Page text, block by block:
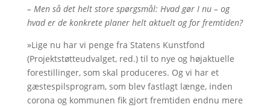
– Men så det helt store spørgsmål: Hvad gør I nu – og
hvad er de konkrete planer helt aktuelt og for fremtiden?
»Lige nu har vi penge fra Statens Kunstfond
(Projektstøtteudvalget, red.) til to nye og højaktuelle
forestillinger, som skal produceres. Og vi har et
gæstespilsprogram, som blev fastlagt længe, inden
corona og kommunen fik gjort fremtiden endnu mere